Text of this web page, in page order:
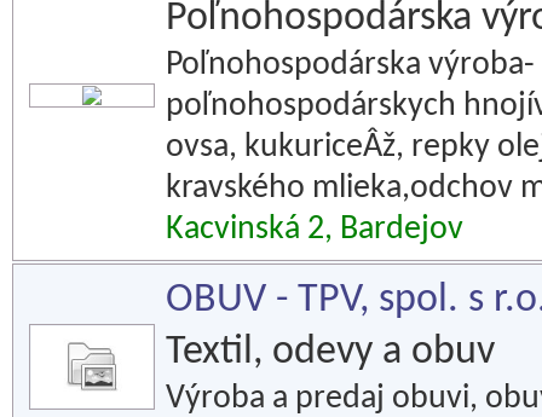
Poľnohospodárska
Poľnohospodárska
poľnohospodárskych
ovsa, kukuriceÂž, repky
kravského mlieka,odchov
Kacvinská 2, Bardejov
OBUV - TPV, spol. s
Textil, odevy a obuv
Výroba a predaj obuvi,